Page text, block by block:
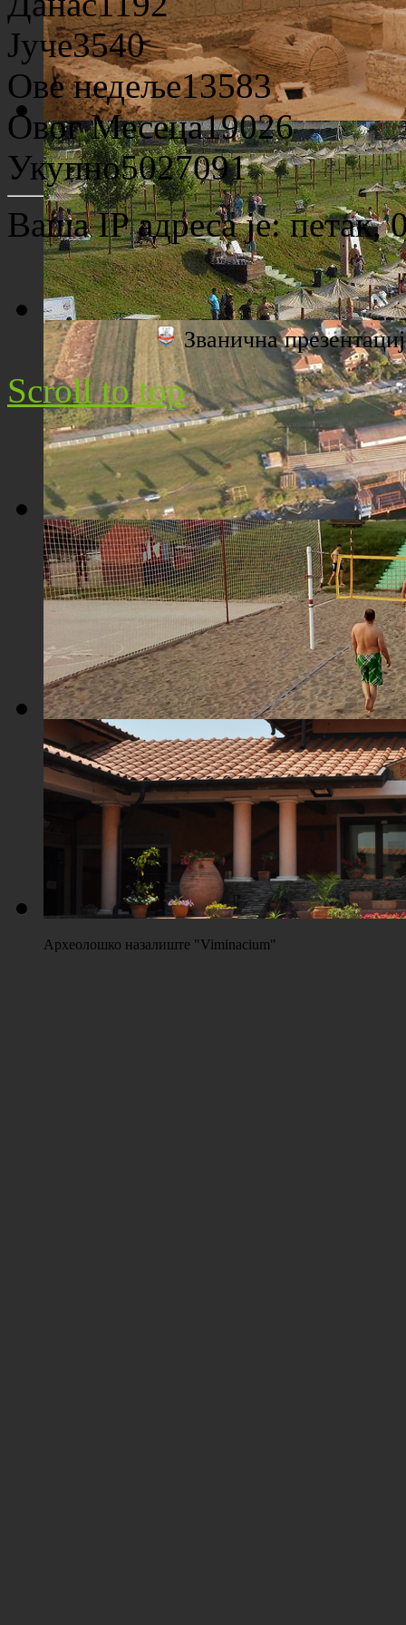
Археолошко налазиште "Viminacium"
Плажа "Топољар" - Поглед са торња
Плажа "Топољар" - Поглед из ваздуха
Плажа "Топољар" - Терени на песку
Археолошко назалиште "Viminacium"
Јуче3540
Ове недеље13583
Овог Месеца19026
Укупно5027091
Ваша IP адреса је:петак,
Званична
Scroll to top